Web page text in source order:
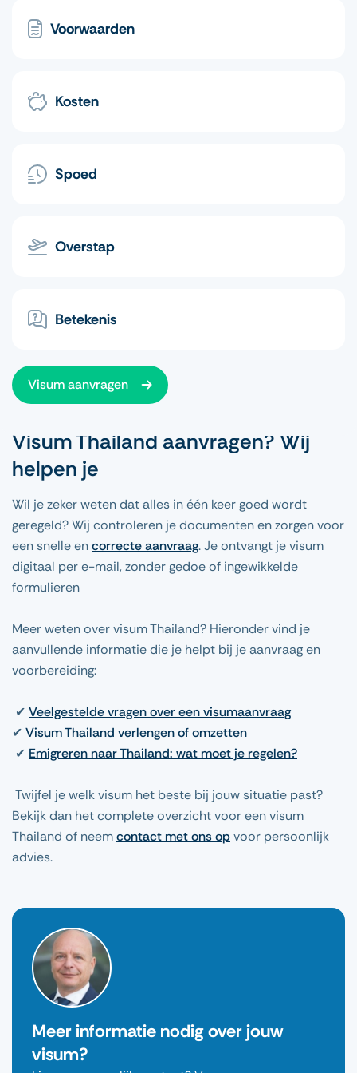
Voorwaarden
Kosten
Spoed
Overstap
Betekenis
Visum aanvragen
Visum Thailand aanvragen? Wij
helpen je
Wil je zeker weten dat alles in één keer goed wordt
geregeld? Wij controleren je documenten en zorgen voor
een snelle encorrecte aanvraag. Je ontvangt je visum
digitaal per e-mail, zonder gedoe of ingewikkelde
formulieren
Meer weten over visum Thailand? Hieronder vind je
aanvullende informatie die je helpt bij je aanvraag en
voorbereiding:
✔ Veelgestelde vragen over een visumaanvraag
✔ Visum Thailand verlengen of omzetten
✔ Emigreren naar Thailand: wat moet je regelen?
Twijfel je welk visum het beste bij jouw situatie past?
Bekijk dan het complete overzicht voor een visum
Thailand of neemcontact met ons opvoor persoonlijk
advies.
Meer informatie nodig over jouw
visum?